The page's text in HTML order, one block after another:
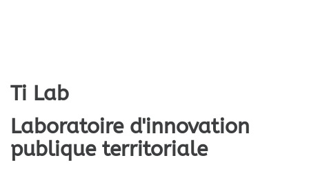
Ti Lab
Laboratoire d'innovation
publique territoriale